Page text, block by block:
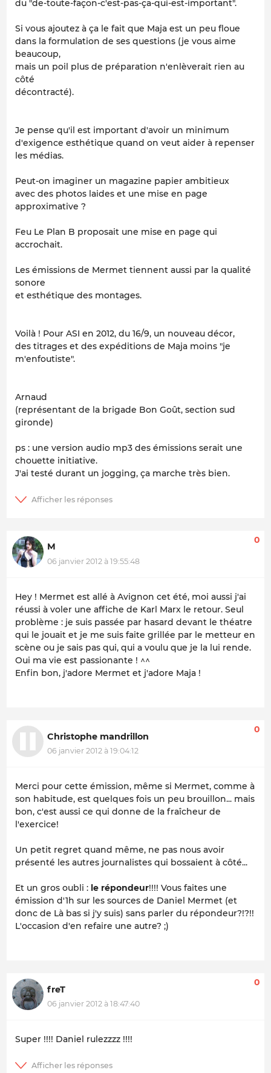
du "de-toute-façon-c'est-pas-ça-qui-est-important".
Si vous ajoutez à ça le fait que Maja est un peu floue
dans la formulation de ses questions (je vous aime
beaucoup,
mais un poil plus de préparation n'enlèverait rien au
côté
décontracté).
Je pense qu'il est important d'avoir un minimum
d'exigence esthétique quand on veut aider à repenser
les médias.
Peut-on imaginer un magazine papier ambitieux
avec des photos laides et une mise en page
approximative ?
Feu Le Plan B proposait une mise en page qui
accrochait.
Les émissions de Mermet tiennent aussi par la qualité
sonore
et esthétique des montages.
Voilà ! Pour ASI en 2012, du 16/9, un nouveau décor,
des titrages et des expéditions de Maja moins "je
m'enfoutiste".
Arnaud
(représentant de la brigade Bon Goût, section sud
gironde)
ps : une version audio mp3 des émissions serait une
chouette initiative.
J'ai testé durant un jogging, ça marche très bien.
M
06 janvier 2012 à 19:55:48
0
Hey ! Mermet est allé à Avignon cet été, moi aussi j'ai
réussi à voler une affiche de Karl Marx le retour. Seul
problème : je suis passée par hasard devant le théatre
qui le jouait et je me suis faite grillée par le metteur en
scène ou je sais pas qui, qui a voulu que je la lui rende.
Oui ma vie est passionante ! ^^
Enfin bon, j'adore Mermet et j'adore Maja !
Christophe mandrillon
06 janvier 2012 à 19:04:12
0
Merci pour cette émission, même si Mermet, comme à
son habitude, est quelques fois un peu brouillon... mais
bon, c'est aussi ce qui donne de la fraîcheur de
l'exercice!
Un petit regret quand même, ne pas nous avoir
présenté les autres journalistes qui bossaient à côté...
Et un gros oubli : le répondeur!!!! Vous faites une
émission d'1h sur les sources de Daniel Mermet (et
donc de Là bas si j'y suis) sans parler du répondeur?!?!!
L'occasion d'en refaire une autre? ;)
freT
06 janvier 2012 à 18:47:40
0
Super !!!! Daniel rulezzzz !!!!